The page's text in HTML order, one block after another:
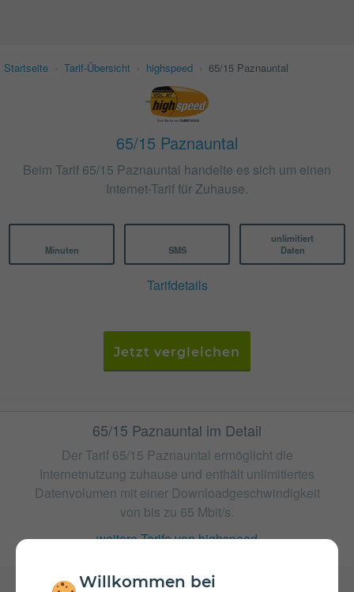
Willkommen bei
Startseite Tarif-Übersicht highspeed 65/15 Paznauntal
65/15 Paznauntal
Beim Tarif 65/15 Paznauntal handelte es sich um einen
Internet-Tarif für Zuhause.
Minuten SMS
unlimitiert
Daten
Tarifdetails
Jetzt vergleichen
65/15 Paznauntal im Detail
Der Tarif 65/15 Paznauntal ermöglicht die
Internetnutzung zuhause und enthält unlimitiertes
Datenvolumen mit einer Downloadgeschwindigkeit
von bis zu 65 Mbit/s.
weitere Tarife von highspeed